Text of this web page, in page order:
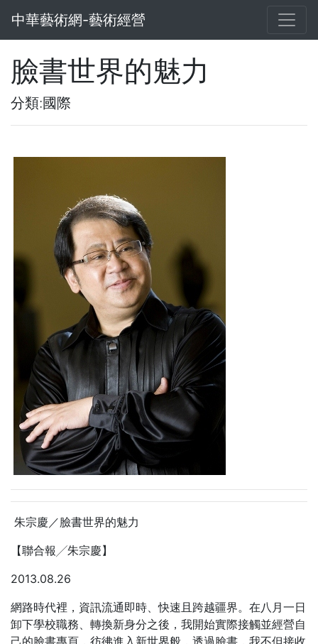
中華藝術網-藝術經營
臉書世界的魅力
分類:國際
朱宗慶／臉書世界的魅力
【聯合報╱朱宗慶】
2013.08.26
網路時代裡，資訊流通即時、快速且跨越疆界。在八月一日
卸下學校職務、轉換新身分之後，我開始實際接觸並經營自
己的臉書專頁，彷彿進入新世界般，透過臉書，我不但接收